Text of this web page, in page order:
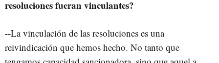
resoluciones fueran vinculantes?
--La vinculación de las resoluciones es una
reivindicación que hemos hecho. No tanto que